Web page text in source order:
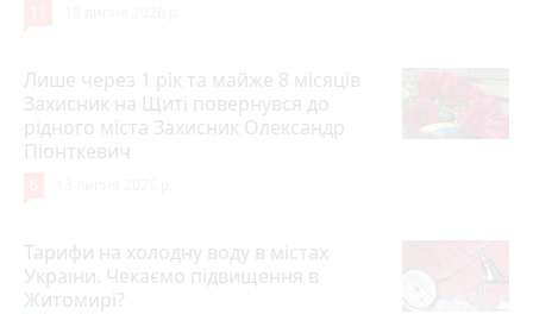
Лише через 1 рік та майже 8 місяців
Захисник на Щиті повернувся до
рідного міста Захисник Олександр
Піонткевич
Тарифи на холодну воду в містах
України. Чекаємо підвищення в
Житомирі?